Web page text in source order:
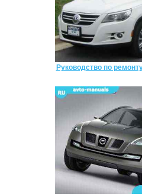
Руководство по